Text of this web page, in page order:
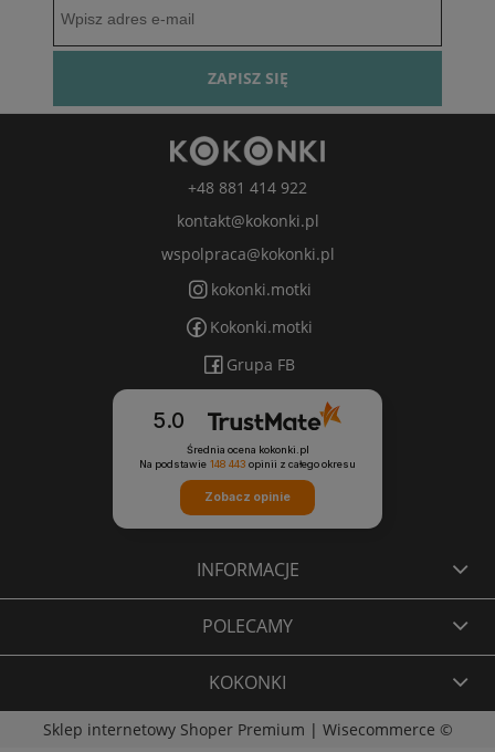
ZAPISZ SIĘ
+48 881 414 922
kontakt@kokonki.pl
wspolpraca@kokonki.pl
kokonki.motki
Kokonki.motki
Grupa FB
5.0
Średnia ocena kokonki.pl
Na podstawie 148 443 opinii z całego okresu
Zobacz opinie
INFORMACJE
POLECAMY
KOKONKI
Sklep internetowy Shoper Premium | Wisecommerce ©